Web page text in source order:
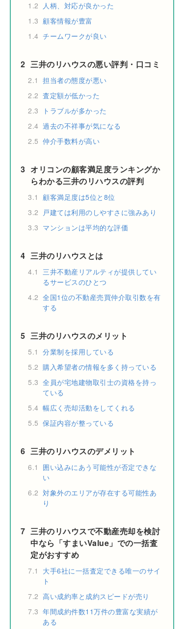
1.2
人柄、対応が良かった
1.3 顧客情報が豊富
1.4 チームワークが良い
2 三井のリハウスの悪い評判・口コミ
2.1 担当者の態度が悪い
2.2 査定額が低かった
2.3
トラブルが多かった
2.4 過去の不祥事が気になる
2.5 仲介手数料が高い
3 オリコンの顧客満足度ランキングか
らわかる三井のリハウスの評判
3.1
顧客満足度は5位と8位
3.2
戸建ては利用のしやすさに強みあり
3.3 マンションは平均的な評価
4 三井のリハウスとは
4.1
三井不動産リアルティが提供してい
るサービスのひとつ
4.2 全国1位の不動産売買仲介取引数を有
する
5 三井のリハウスのメリット
5.1 分業制を採用している
5.2 購入希望者の情報を多く持っている
5.3 全員が宅地建物取引士の資格を持っ
ている
5.4 幅広く売却活動をしてくれる
5.5 保証内容が整っている
6 三井のリハウスのデメリット
6.1
囲い込みにあう可能性が否定できな
い
6.2 対象外のエリアが存在する可能性あ
り
7 三井のリハウスで不動産売却を検討
中なら「すまいValue」での一括査
定がおすすめ
7.1
大手6社に一括査定できる唯一のサイ
ト
7.2 高い成約率と成約スピードが売り
7.3 年間成約件数11万件の豊富な実績が
ある